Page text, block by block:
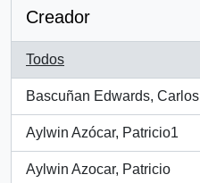
Creador
Todos
Bascuñan Edwards, Carlos
, 5271 resultados
Aylwin Azócar, Patricio1
, 3118 resultados
Aylwin Azocar, Patricio
, 1381 resultados